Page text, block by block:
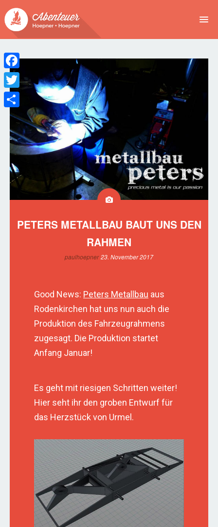
EVENTS
BUCHEN
ABENTEUER
WIR
PETERS METALLBAU BAUT UNS DEN
RAHMEN
paulhoepner 23. November 2017
Good News: Peters Metallbau aus
Rodenkirchen hat uns nun auch die
Produktion des Fahrzeugrahmens
zugesagt. Die Produktion startet
Anfang Januar!
Es geht mit riesigen Schritten weiter!
Hier seht ihr den groben Entwurf für
das Herzstück von Urmel.
Facebook
Twitter
Teilen